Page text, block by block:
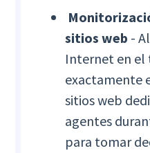
sitios web -
Internet en el
exactamente
sitios web
agentes
para tomar